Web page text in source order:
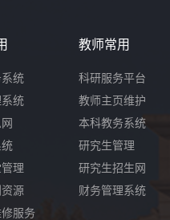
统
统
理
源
服务
教师常用
科研服务平台
教师主页维护
本科教务系统
研究生管理
研究生招生网
财务管理系统